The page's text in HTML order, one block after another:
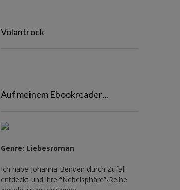
Volantrock
Auf meinem Ebookreader…
Genre: Liebesroman
Ich habe Johanna Benden durch Zufall
entdeckt und ihre “Nebelsphäre”-Reihe